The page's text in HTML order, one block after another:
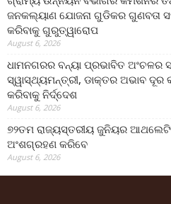
ଜନକଲ୍ୟାଣ ଯୋଜନା ଗୁଡିକର ଗୁଣବତା
କରିବାକୁ ଗୁରୁତ୍ୱାରୋପ
August 6, 2026
ଧାମନଗରର ବନ୍ୟା ପ୍ରଭାବିତ ଅଂଚଳର
ସ୍ୱାସ୍ଥ୍ୟମନ୍ତ୍ରୀ, ଡାକ୍ତର ଅଭାବ ଦୂର
କରିବାକୁ ନିର୍ଦ୍ଦେଶ
August 6, 2026
୭୨ତମ ରାଜ୍ୟସ୍ତରୀୟ ଜୁନିୟର
ଅଂଶଗ୍ରହଣ କରିବେ
August 6, 2026